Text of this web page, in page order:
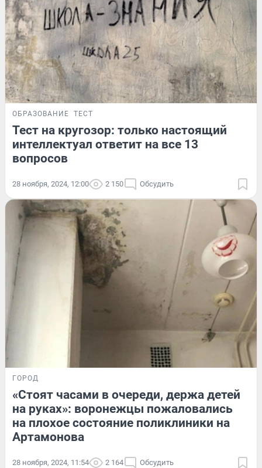
ОБРАЗОВАНИЕ ТЕСТ
Тест на кругозор: только настоящий
интеллектуал ответит на все 13
вопросов
28 ноября, 2024, 12:00 2 150 Обсудить
ГОРОД
«Стоят часами в очереди, держа детей
на руках»: воронежцы пожаловались
на плохое состояние поликлиники на
Артамонова
28 ноября, 2024, 11:54 2 164 Обсудить